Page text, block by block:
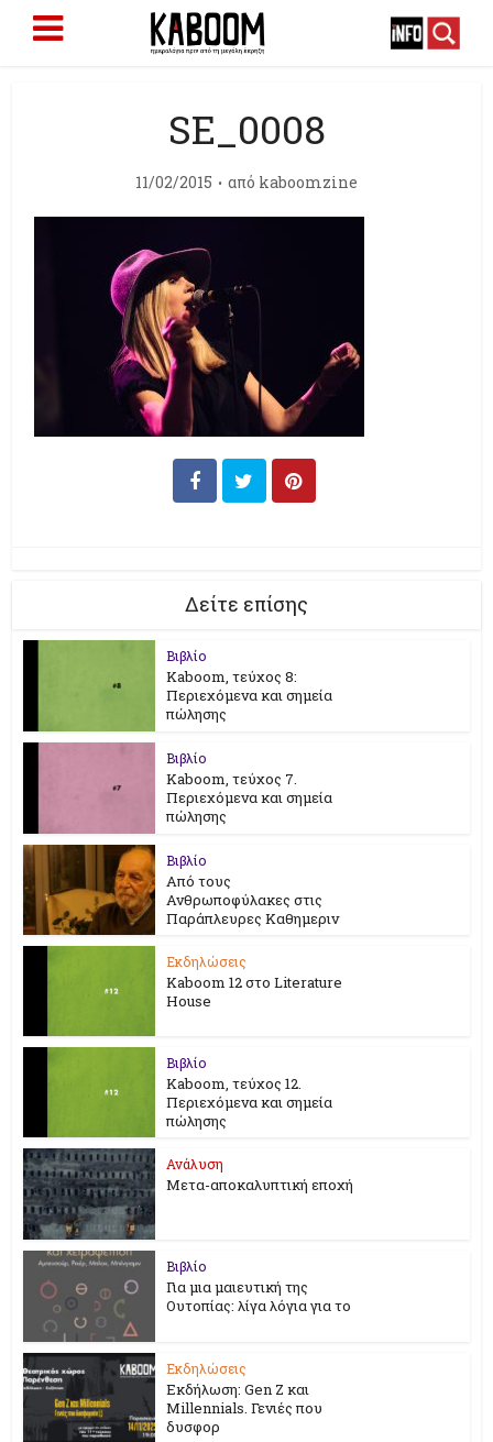
SE_0008
11/02/2015 από kaboomzine
Δείτε επίσης
Βιβλίο
Kaboom, τεύχος 8:
Περιεχόμενα και σημεία
πώλησης
Βιβλίο
Kaboom, τεύχος 7.
Περιεχόμενα και σημεία
πώλησης
Βιβλίο
Από τους
Ανθρωποφύλακες στις
Παράπλευρες Καθημεριν
Εκδηλώσεις
Kaboom 12 στο Literature
House
Βιβλίο
Kaboom, τεύχος 12.
Περιεχόμενα και σημεία
πώλησης
Ανάλυση
Μετα-αποκαλυπτική εποχή
Βιβλίο
Για μια μαιευτική της
Ουτοπίας: λίγα λόγια για το
Εκδηλώσεις
Εκδήλωση: Gen Z και
Millennials. Γενιές που
δυσφορ